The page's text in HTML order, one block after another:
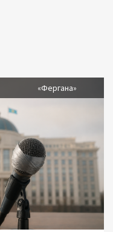
«Фергана»